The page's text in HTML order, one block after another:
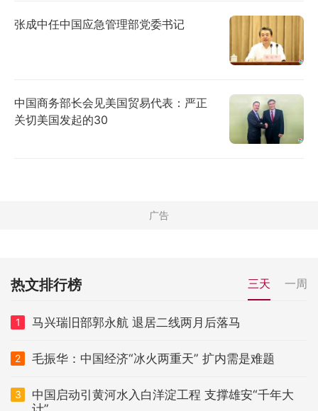
张成中任中国应急管理部党委书记
中国商务部长会见美国贸易代表：严正
关切美国发起的30
热文排行榜 三天 一周
1 马兴瑞旧部郭永航 退居二线两月后落马
2 毛振华：中国经济“冰火两重天” 扩内需是难题
3
中国启动引黄河水入白洋淀工程 支撑雄安“千年大